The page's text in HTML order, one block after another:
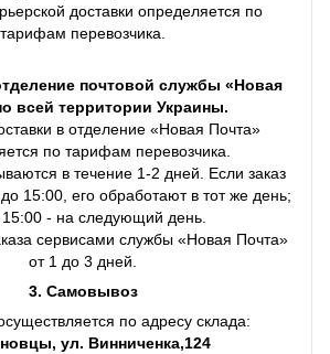
доставки определяется по
тарифам перевозчика.
почтовой службы «Новая
всей территории Украины.
в отделение «Новая Почта»
по тарифам перевозчика.
в течение 1-2 дней. Если заказ
15:00, его обработают в тот же день;
15:00 - на следующий день.
сервисами службы «Новая Почта»
от 1 до 3 дней.
3. Самовывоз
по адресу склада:
ул. Винниченка,124